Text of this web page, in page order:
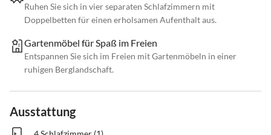
Ruhen Sie sich in vier separaten Schlafzimmern mit
Doppelbetten für einen erholsamen Aufenthalt aus.
Gartenmöbel für Spaß im Freien
Entspannen Sie sich im Freien mit Gartenmöbeln in einer
ruhigen Berglandschaft.
Ausstattung